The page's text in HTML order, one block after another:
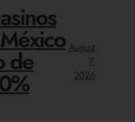
de
August
7,
2026